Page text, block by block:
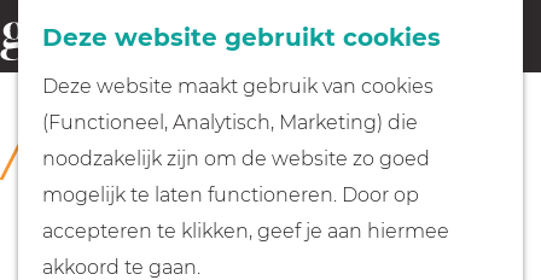
Deze website gebruikt cookies
Deze website maakt gebruik van cookies
(Functioneel, Analytisch, Marketing) die
noodzakelijk zijn om de website zo goed
mogelijk te laten functioneren. Door op
accepteren te klikken, geef je aan hiermee
akkoord te gaan.
G
a
Fietsen
Wandelen
o
e
k
e
n
COLLECTIE
Comenius Museum